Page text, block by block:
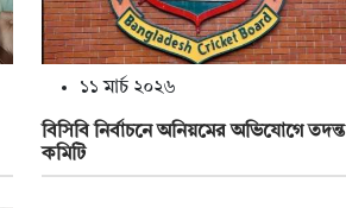
১১ মার্চ ২০২৬
বিসিবি নির্বাচনে অনিয়মের অভিযোগে তদন্ত
কমিটি